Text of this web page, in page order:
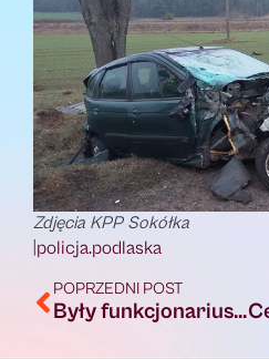
Zdjęcia KPP Sokółka
|policja.podlaska
POPRZEDNI POST
Były funkcjonariusz straży granicznej z Augustowa skazany na rok i 8 miesięcy więzienia